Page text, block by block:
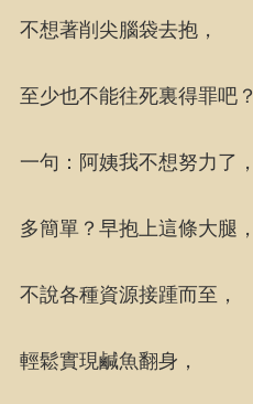
不想著削尖腦袋去抱，
至少也不能往死裏得罪吧？
一句：阿姨我不想努力了，
多簡單？早抱上這條大腿，
不說各種資源接踵而至，
輕鬆實現鹹魚翻身，